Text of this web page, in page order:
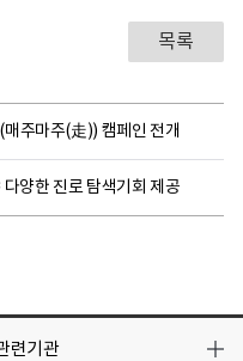
목록
주마주(走)) 캠페인 전개
양한 진로 탐색기회 제공
련기관